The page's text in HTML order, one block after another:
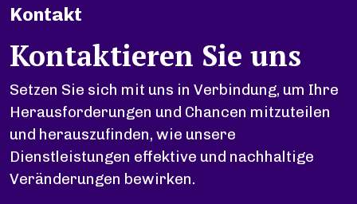
Kontakt
Kontaktieren Sie uns
Setzen Sie sich mit uns in Verbindung, um Ihre
Herausforderungen und Chancen mitzuteilen
und herauszufinden, wie unsere
Dienstleistungen effektive und nachhaltige
Veränderungen bewirken.